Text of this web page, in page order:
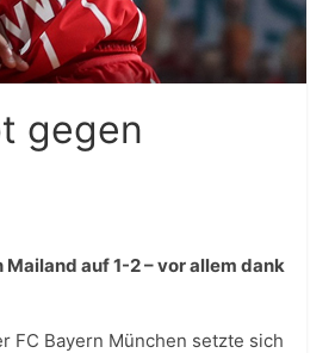
gegen
auf 1-2 – vor allem dank
FC Bayern München setzte sich